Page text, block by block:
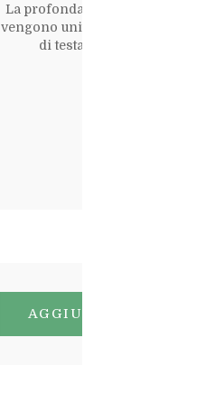
La profonda armonia di ambra
vengono unite ulteriormente con
di testa dell'intrigante
AGGIUNGI AL